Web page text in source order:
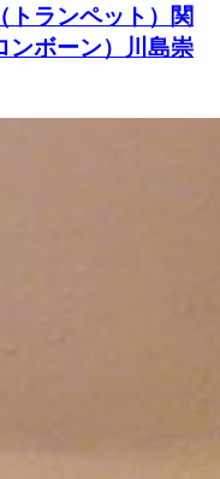
トランペット）関
ンボーン）川島崇